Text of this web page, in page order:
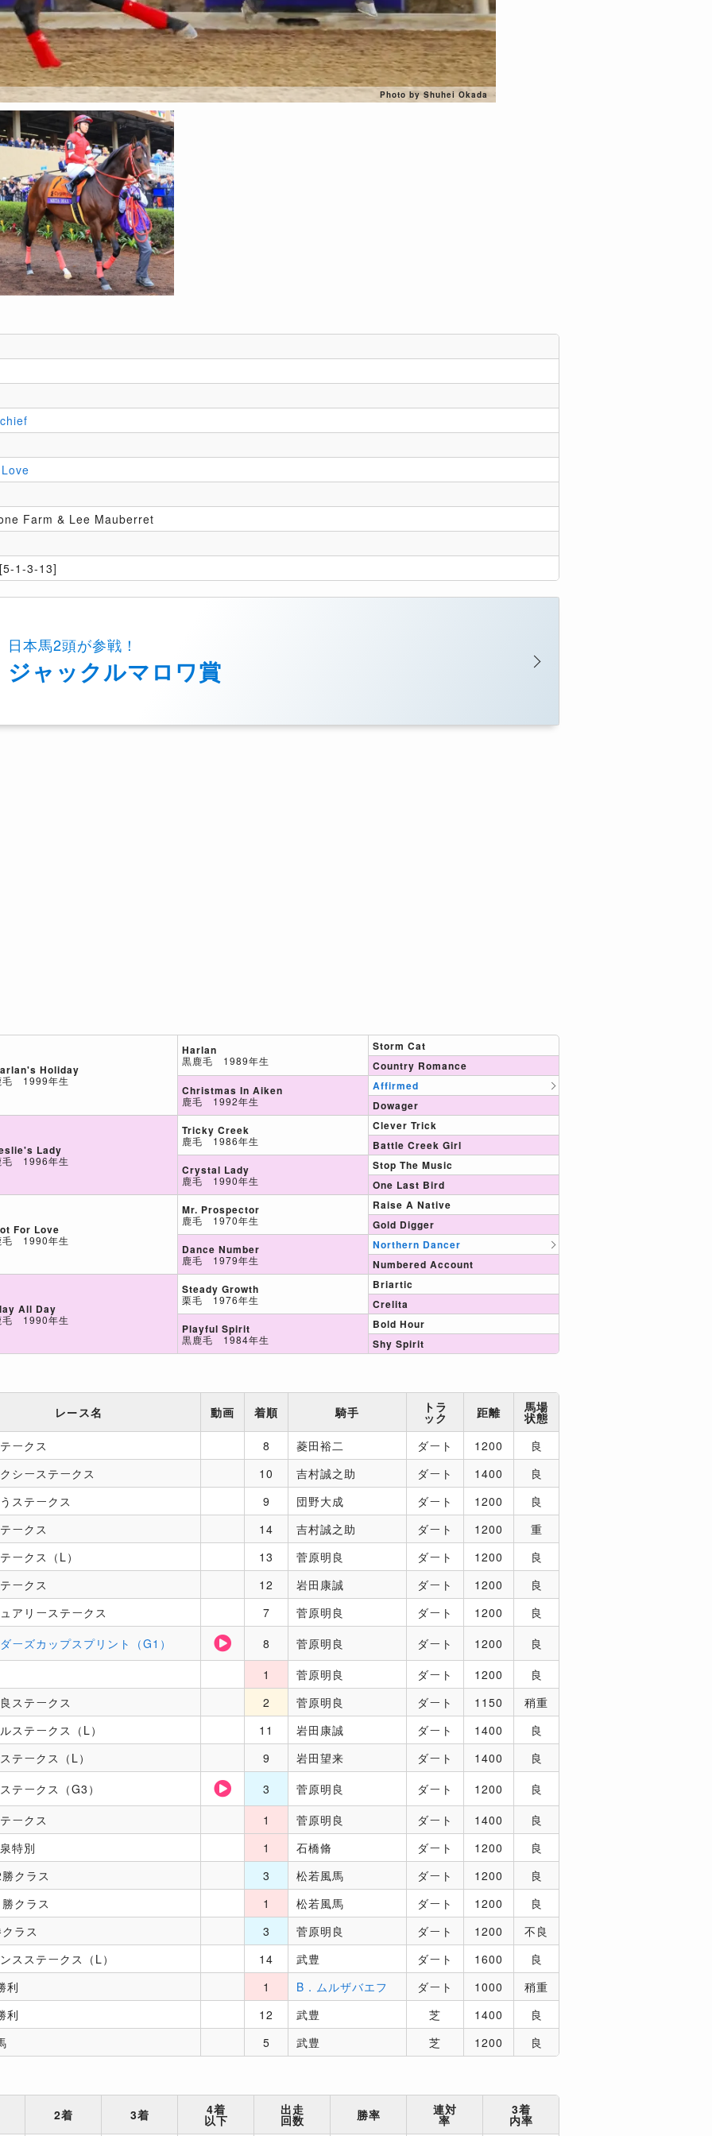
Photo by Shuhei Okada
Farm & Lee Mauberret
1-3-13]
日本馬2頭が参戦！
ジャックルマロワ賞
Holiday
毛 1999年生
Lady
毛 1996年生
For Love
毛 1990年生
All Day
毛 1990年生
Harlan
黒鹿毛 1989年生
Christmas In Aiken
鹿毛 1992年生
Tricky Creek
鹿毛 1986年生
Crystal Lady
鹿毛 1990年生
Mr. Prospector
鹿毛 1970年生
Dance Number
鹿毛 1979年生
Steady Growth
栗毛 1976年生
Playful Spirit
黒鹿毛 1984年生
Storm Cat
Country Romance
Affirmed
Dowager
Clever Trick
Battle Creek Girl
Stop The Music
One Last Bird
Raise A Native
Gold Digger
Northern Dancer
Numbered Account
Briartic
Crelita
Bold Hour
Shy Spirit
レース名 動画 着順 騎手 トラ
ック 距離 馬場
状態
ークス
8 菱田裕二 ダート 1200
良
シーステークス
10 吉村誠之助 ダート 1400
良
ステークス
9 団野大成 ダート 1200
良
ークス
14 吉村誠之助 ダート 1200
重
ークス（L）
13 菅原明良 ダート 1200
良
ークス
12 岩田康誠 ダート 1200
良
アリーステークス
7 菅原明良 ダート 1200
良
ーズカップスプリント（G1）
8 菅原明良 ダート 1200
良
1 菅原明良 ダート 1200
良
ステークス
2 菅原明良 ダート 1150
稍重
ステークス（L）
11 岩田康誠 ダート 1400
良
テークス（L）
9 岩田望来 ダート 1400
良
テークス（G3）
3 菅原明良 ダート 1200
良
ークス
1 菅原明良 ダート 1400
良
特別
1 石橋脩 ダート 1200
良
クラス
3 松若風馬 ダート 1200
良
クラス
1 松若風馬 ダート 1200
良
ラス
3 菅原明良 ダート 1200
不良
スステークス（L）
14 武豊 ダート 1600
良
利
1 B．ムルザバエフ ダート 1000
稍重
利
12 武豊 芝 1400
良
5 武豊 芝 1200 良
2着 3着 4着
以下
出走
回数 勝率 連対
率
3着
内率